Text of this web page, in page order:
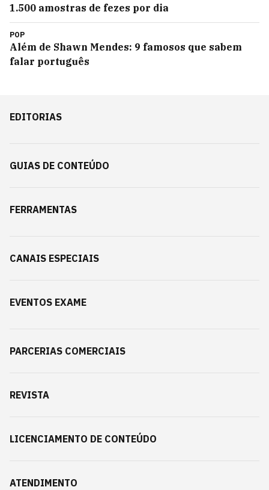
1.500 amostras de fezes por dia
POP
Além de Shawn Mendes: 9 famosos que sabem
falar português
EDITORIAS
GUIAS DE CONTEÚDO
FERRAMENTAS
CANAIS ESPECIAIS
EVENTOS EXAME
PARCERIAS COMERCIAIS
REVISTA
LICENCIAMENTO DE CONTEÚDO
ATENDIMENTO